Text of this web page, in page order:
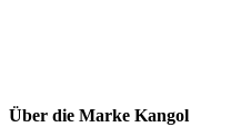
Über die Marke Kangol